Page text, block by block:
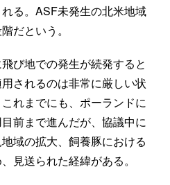
る。ASF未発生の北米地域
だという。
び地での発生が続発すると
されるのは非常に厳しい状
れまでにも、ポーランドに
前まで進んだが、協議中に
域の拡大、飼養豚における
見送られた経緯がある。